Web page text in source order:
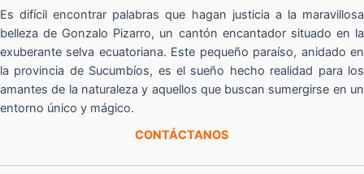
Es difícil encontrar palabras que hagan justicia a la maravillosa
belleza de Gonzalo Pizarro, un cantón encantador situado en la
exuberante selva ecuatoriana. Este pequeño paraíso, anidado en
la provincia de Sucumbíos, es el sueño hecho realidad para los
amantes de la naturaleza y aquellos que buscan sumergirse en un
entorno único y mágico.
CONTÁCTANOS